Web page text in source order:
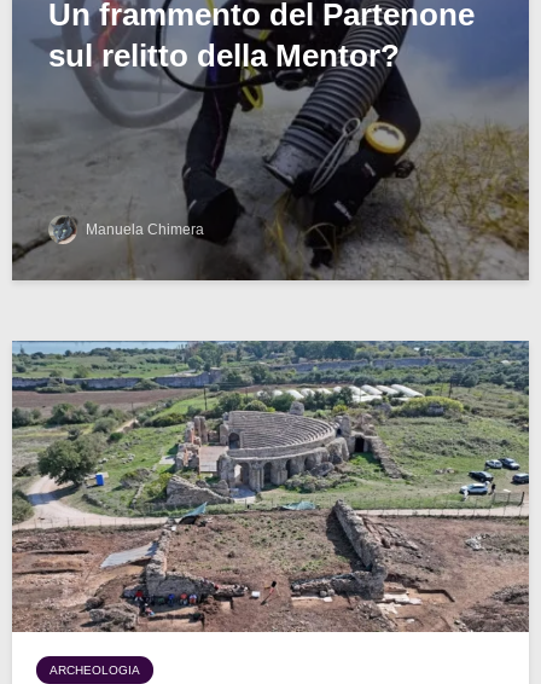
Un frammento del Partenone
sul relitto della Mentor?
Manuela Chimera
ARCHEOLOGIA